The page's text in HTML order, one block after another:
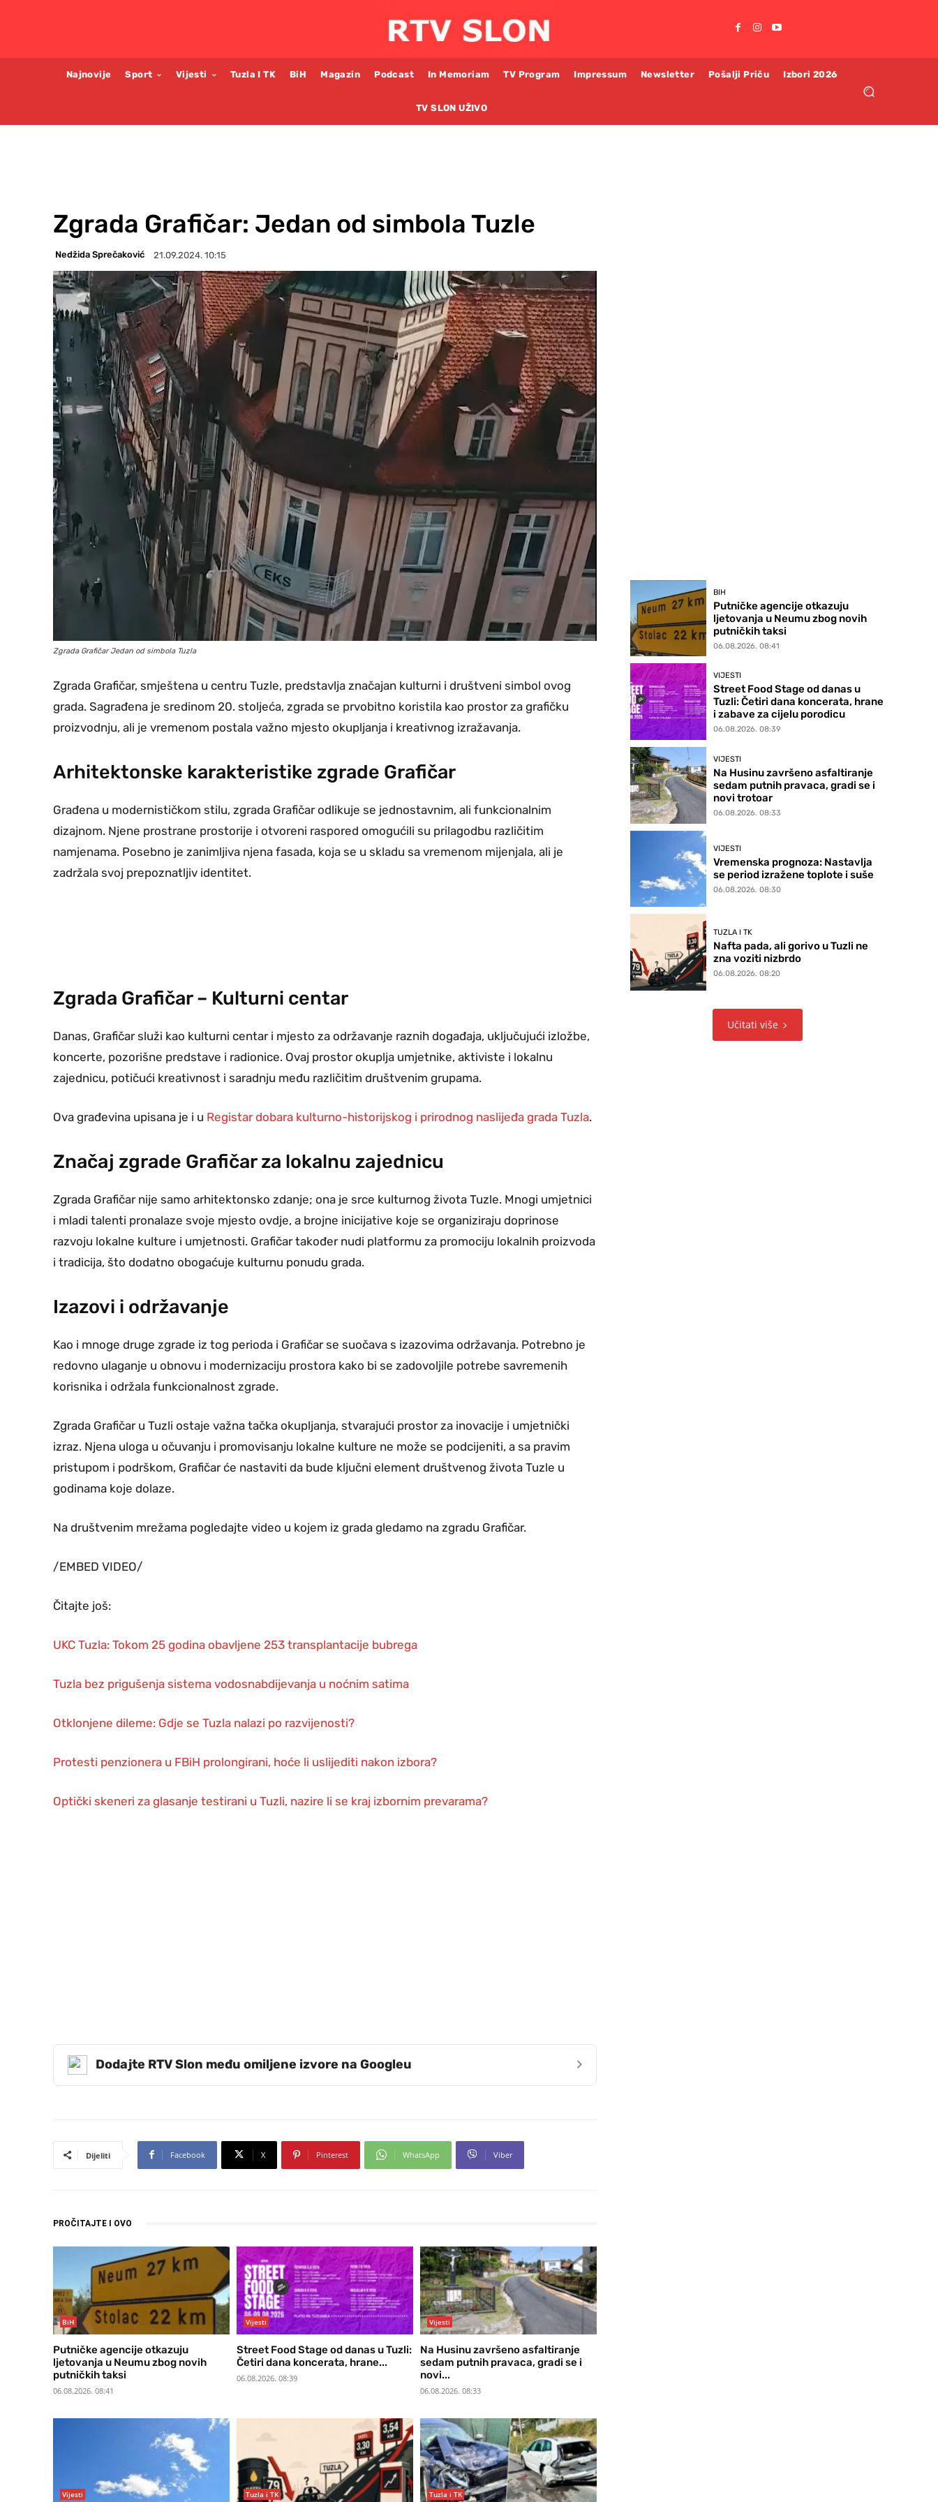
Najnovije Sport Vijesti Tuzla I TK BiH Magazin Podcast In Memoriam TV Program Impressum Newsletter Pošalji Priču Izbori 2026
TV SLON UŽIVO
Zgrada Grafičar: Jedan od simbola Tuzle
Nedžida Sprečaković 21.09.2024. 10:15
Zgrada Grafičar Jedan od simbola Tuzla
Zgrada Grafičar, smještena u centru Tuzle, predstavlja značajan kulturni i društveni simbol ovog
grada. Sagrađena je sredinom 20. stoljeća, zgrada se prvobitno koristila kao prostor za grafičku
proizvodnju, ali je vremenom postala važno mjesto okupljanja i kreativnog izražavanja.
Arhitektonske karakteristike zgrade Grafičar
Građena u modernističkom stilu, zgrada Grafičar odlikuje se jednostavnim, ali funkcionalnim
dizajnom. Njene prostrane prostorije i otvoreni raspored omogućili su prilagodbu različitim
namjenama. Posebno je zanimljiva njena fasada, koja se u skladu sa vremenom mijenjala, ali je
zadržala svoj prepoznatljiv identitet.
Zgrada Grafičar – Kulturni centar
Danas, Grafičar služi kao kulturni centar i mjesto za održavanje raznih događaja, uključujući izložbe,
koncerte, pozorišne predstave i radionice. Ovaj prostor okuplja umjetnike, aktiviste i lokalnu
zajednicu, potičući kreativnost i saradnju među različitim društvenim grupama.
Ova građevina upisana je i u Registar dobara kulturno-historijskog i prirodnog naslijeđa grada Tuzla.
Značaj zgrade Grafičar za lokalnu zajednicu
Zgrada Grafičar nije samo arhitektonsko zdanje; ona je srce kulturnog života Tuzle. Mnogi umjetnici
i mladi talenti pronalaze svoje mjesto ovdje, a brojne inicijative koje se organiziraju doprinose
razvoju lokalne kulture i umjetnosti. Grafičar također nudi platformu za promociju lokalnih proizvoda
i tradicija, što dodatno obogaćuje kulturnu ponudu grada.
Izazovi i održavanje
Kao i mnoge druge zgrade iz tog perioda i Grafičar se suočava s izazovima održavanja. Potrebno je
redovno ulaganje u obnovu i modernizaciju prostora kako bi se zadovoljile potrebe savremenih
korisnika i održala funkcionalnost zgrade.
Zgrada Grafičar u Tuzli ostaje važna tačka okupljanja, stvarajući prostor za inovacije i umjetnički
izraz. Njena uloga u očuvanju i promovisanju lokalne kulture ne može se podcijeniti, a sa pravim
pristupom i podrškom, Grafičar će nastaviti da bude ključni element društvenog života Tuzle u
godinama koje dolaze.
Na društvenim mrežama pogledajte video u kojem iz grada gledamo na zgradu Grafičar.
/EMBED VIDEO/
Čitajte još:
UKC Tuzla: Tokom 25 godina obavljene 253 transplantacije bubrega
Tuzla bez prigušenja sistema vodosnabdijevanja u noćnim satima
Otklonjene dileme: Gdje se Tuzla nalazi po razvijenosti?
Protesti penzionera u FBiH prolongirani, hoće li uslijediti nakon izbora?
Optički skeneri za glasanje testirani u Tuzli, nazire li se kraj izbornim prevarama?
Dodajte RTV Slon među omiljene izvore na Googleu ›
Dijeliti Facebook X Pinterest WhatsApp Viber
PROČITAJTE I OVO
BiH
Putničke agencije otkazuju
ljetovanja u Neumu zbog novih
putničkih taksi
06.08.2026. 08:41
Vijesti
Street Food Stage od danas u Tuzli:
Četiri dana koncerata, hrane...
06.08.2026. 08:39
Vijesti
Na Husinu završeno asfaltiranje
sedam putnih pravaca, gradi se i
novi...
06.08.2026. 08:33
Vijesti Tuzla i TK Tuzla i TK
BIH
Putničke agencije otkazuju
ljetovanja u Neumu zbog novih
putničkih taksi
06.08.2026. 08:41
VIJESTI
Street Food Stage od danas u
Tuzli: Četiri dana koncerata, hrane
i zabave za cijelu porodicu
06.08.2026. 08:39
VIJESTI
Na Husinu završeno asfaltiranje
sedam putnih pravaca, gradi se i
novi trotoar
06.08.2026. 08:33
VIJESTI
Vremenska prognoza: Nastavlja
se period izražene toplote i suše
06.08.2026. 08:30
TUZLA I TK
Nafta pada, ali gorivo u Tuzli ne
zna voziti nizbrdo
06.08.2026. 08:20
Učitati više